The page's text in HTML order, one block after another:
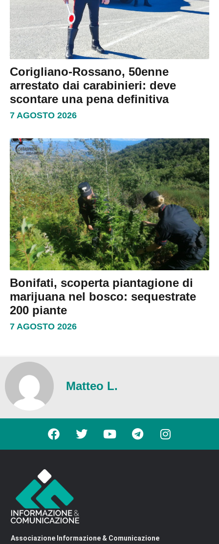
Corigliano-Rossano, 50enne
arrestato dai carabinieri: deve
scontare una pena definitiva
7 AGOSTO 2026
Bonifati, scoperta piantagione di
marijuana nel bosco: sequestrate
200 piante
7 AGOSTO 2026
Matteo L.
Associazione Informazione & Comunicazione